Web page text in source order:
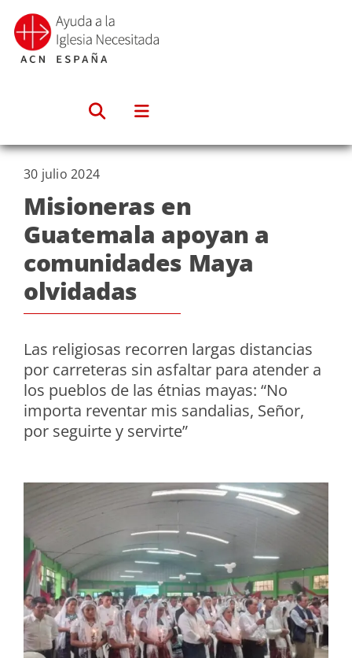
Saltar
contenido
30 julio 2024
Misioneras en
Guatemala apoyan a
comunidades Maya
olvidadas
Las religiosas recorren largas distancias
por carreteras sin asfaltar para atender a
los pueblos de las étnias mayas: “No
importa reventar mis sandalias, Señor,
por seguirte y servirte”